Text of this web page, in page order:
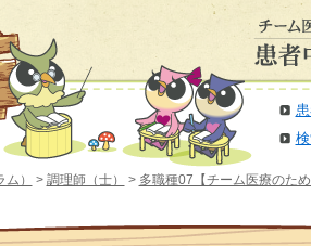
） > 調理師（士） > 多職種07【チーム医療のた